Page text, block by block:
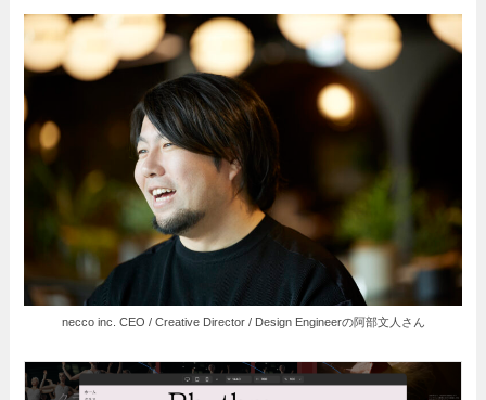
necco inc. CEO / Creative Director / Design Engineerの阿部文人さん